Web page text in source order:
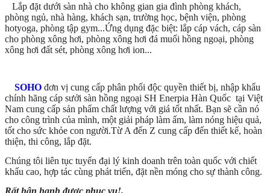
Lắp đặt dưới sàn nhà cho không gian gia đình phòng khách,
phòng ngủ, nhà hàng, khách sạn, trường học, bệnh viện, phòng
hotyoga, phòng tập gym...Ứng dụng đặc biệt: lắp cáp vách, cáp sàn
cho phòng xông hơi, phòng xông hơi đá muối hồng ngoại, phòng
xông hơi đất sét, phòng xông hơi ion...
SOHO đơn vị cung cấp phân phối độc quyền thiết bị, nhập khẩu
chính hãng cáp sưởi sàn hồng ngoại SH Enerpia Hàn Quốc tại Việt
Nam cung cấp sản phẩm chất lượng với giá tốt nhất. Bạn sẽ cần nó
cho công trình của mình, một giải pháp làm ấm, làm nóng hiệu quả,
tốt cho sức khỏe con người.Từ A đến Z cung cấp đến thiết kế, hoàn
thiện, thi công, lắp đặt.
Chúng tôi liên tục tuyển đại lý kinh doanh trên toàn quốc với chiết
khấu cao, hợp tác cùng phát triển, đặt nền móng cho sự thành công.
Rất hân hạnh được phục vụ!.